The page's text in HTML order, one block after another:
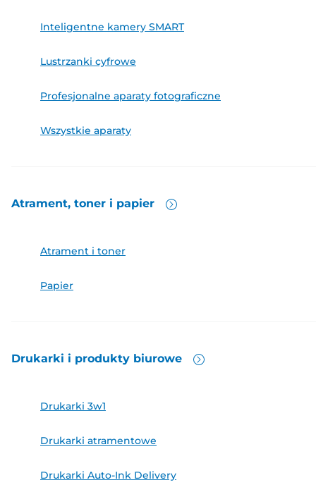
Inteligentne kamery SMART
Lustrzanki cyfrowe
Profesjonalne aparaty fotograficzne
Wszystkie aparaty
Atrament, toner i papier
Atrament i toner
Papier
Drukarki i produkty biurowe
Drukarki 3w1
Drukarki atramentowe
Drukarki Auto-Ink Delivery